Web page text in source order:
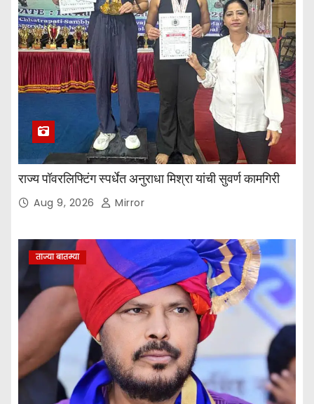
राज्य पॉवरलिफ्टिंग स्पर्धेत अनुराधा मिश्रा यांची सुवर्ण कामगिरी
Aug 9, 2026 Mirror
ताज्या बातम्या